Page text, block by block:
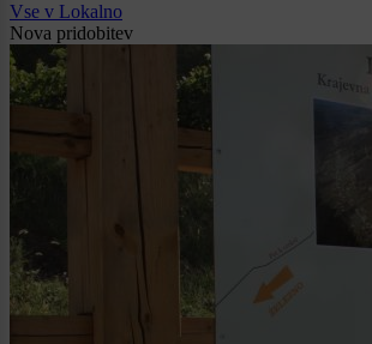
Vse v Lokalno
Nova pridobitev